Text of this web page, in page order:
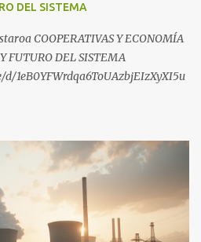
0029VbBW56k0LKZJWzQyoE1T
www.youtube.com/@ekaicenter?
DEL SISTEMA
COOPERATIVAS Y ECONOMÍA
FUTURO DEL SISTEMA
1eB0YFWrdqa6ToUAzbjEIzXyXI5u